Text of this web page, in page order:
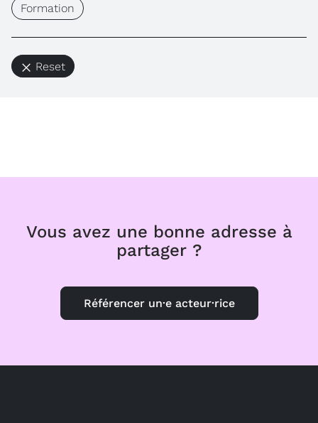
Formation
Reset
Vous avez une bonne adresse à
partager ?
Référencer un·e acteur·rice